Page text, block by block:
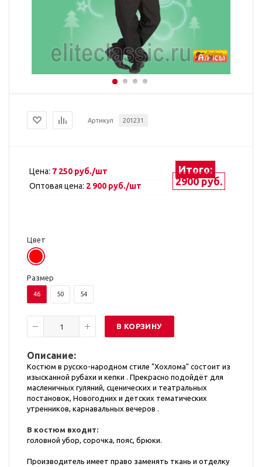
Артикул 201231
Цена: 7 250 руб./шт
Оптовая цена: 2 900 руб./шт
Итого:
2900 руб.
Цвет
Размер
46 50 54
В КОРЗИНУ
Описание:
Костюм в русско-народном стиле "Хохлома" состоит из
изысканной рубахи и кепки . Прекрасно подойдёт для
масленичных гуляний, сценических и театральных
постановок, Новогодних и детских тематических
утренников, карнавальных вечеров .
В костюм входит:
головной убор, сорочка, пояс, брюки.
Производитель имеет право заменять ткань и отделку